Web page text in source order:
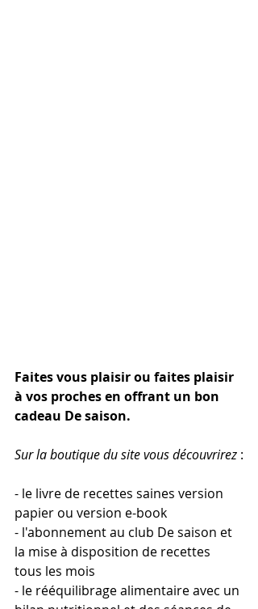
Faites vous plaisir ou faites plaisir
à vos proches en offrant un bon
cadeau De saison.
Sur la boutique du site vous découvrirez :
- le livre de recettes saines version
papier ou version e-book
- l'abonnement au club De saison et
la mise à disposition de recettes
tous les mois
- le rééquilibrage alimentaire avec un